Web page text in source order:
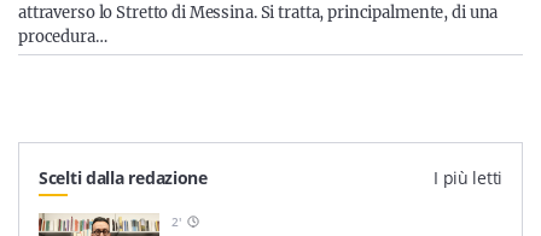
attraverso lo Stretto di Messina. Si tratta, principalmente, di una
procedura…
Scelti dalla redazione I più letti
2'